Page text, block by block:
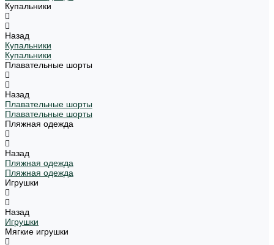
Купальники
Назад
Купальники
Купальники
Плавательные шорты
Назад
Плавательные шорты
Плавательные шорты
Пляжная одежда
Назад
Пляжная одежда
Пляжная одежда
Игрушки
Назад
Игрушки
Мягкие игрушки